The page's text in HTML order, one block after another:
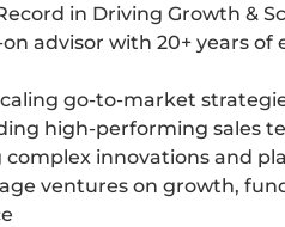
in Driving Growth &
advisor with 20+ years of
go-to-market
high-performing sales
innovations and
ventures on growth,